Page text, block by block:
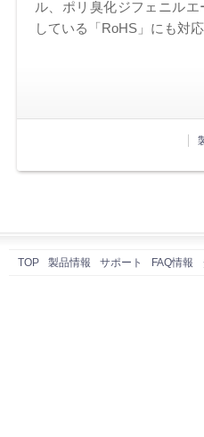
ル、ポリ臭化ジフェニル
している「RoHS」にも対応
TOP 製品情報 サポート FAQ情報